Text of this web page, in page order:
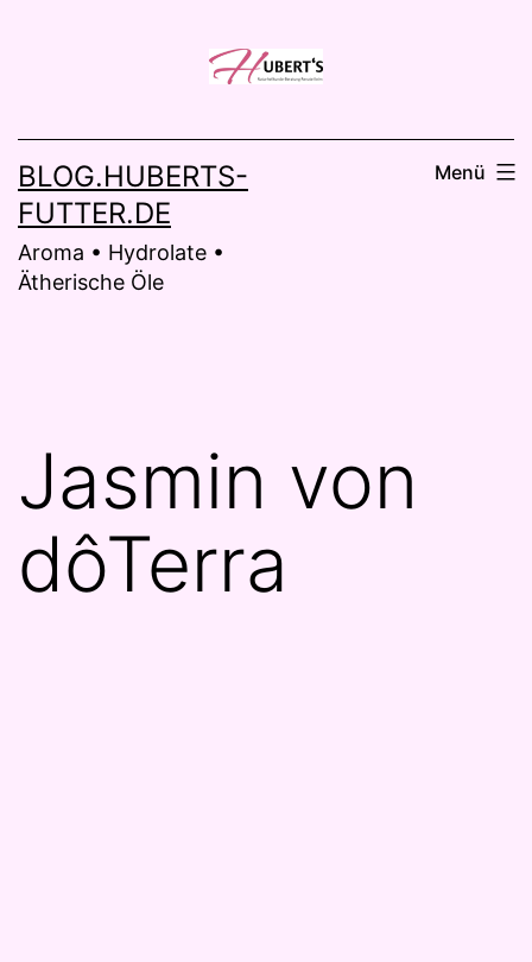
BLOG.HUBERTS-
FUTTER.DE
Aroma • Hydrolate •
Ätherische Öle
Menü
Jasmin von
dôTerra